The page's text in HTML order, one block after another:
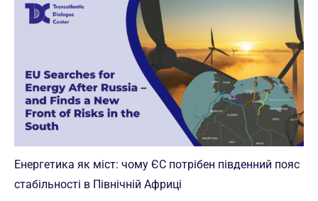
Енергетика як міст: чому ЄС потрібен південний пояс
стабільності в Північній Африці